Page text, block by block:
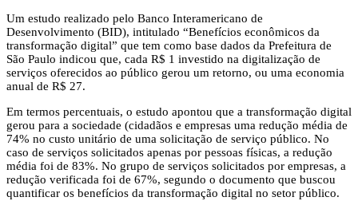
Um estudo realizado pelo Banco Interamericano de
Desenvolvimento (BID), intitulado “Benefícios econômicos da
transformação digital” que tem como base dados da Prefeitura de
São Paulo indicou que, cada R$ 1 investido na digitalização de
serviços oferecidos ao público gerou um retorno, ou uma economia
anual de R$ 27.
Em termos percentuais, o estudo apontou que a transformação digital
gerou para a sociedade (cidadãos e empresas uma redução média de
74% no custo unitário de uma solicitação de serviço público. No
caso de serviços solicitados apenas por pessoas físicas, a redução
média foi de 83%. No grupo de serviços solicitados por empresas, a
redução verificada foi de 67%, segundo o documento que buscou
quantificar os benefícios da transformação digital no setor público.